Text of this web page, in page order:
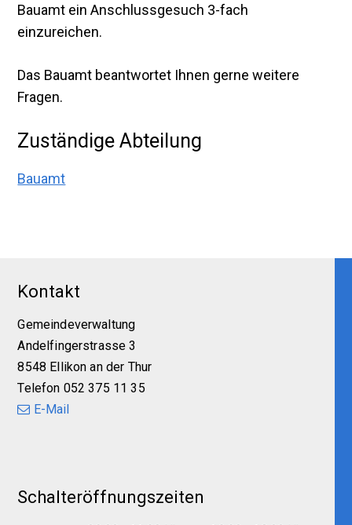
Bauamt ein Anschlussgesuch 3-fach
einzureichen.
Das Bauamt beantwortet Ihnen gerne weitere
Fragen.
Zuständige Abteilung
Bauamt
Kontakt
Gemeindeverwaltung
Andelfingerstrasse 3
8548 Ellikon an der Thur
Telefon 052 375 11 35
E-Mail
Schalteröffnungszeiten